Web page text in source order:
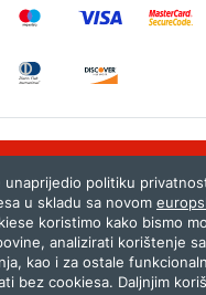
261
nastoji objavljivati samo
otkrijete neistinite, odnosno
unaprijedio politiku
u skladu sa novom
koristimo kako bismo
analizirati korištenje
kao i za ostale
bez cookiesa. Daljnjim